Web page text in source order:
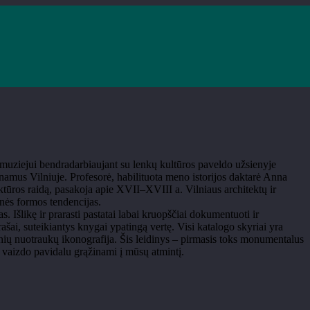
bendradarbiaujant su lenkų kultūros paveldo užsienyje
Vilniuje. Profesorė, habilituota meno istorijos daktarė Anna
raidą, pasakoja apie XVII–XVIII a. Vilniaus architektų ir
formos tendencijas.
Išlikę ir prarasti pastatai labai kruopščiai dokumentuoti ir
suteikiantys knygai ypatingą vertę. Visi katalogo skyriai yra
nuotraukų ikonografija. Šis leidinys – pirmasis toks monumentalus
pavidalu grąžinami į mūsų atmintį.